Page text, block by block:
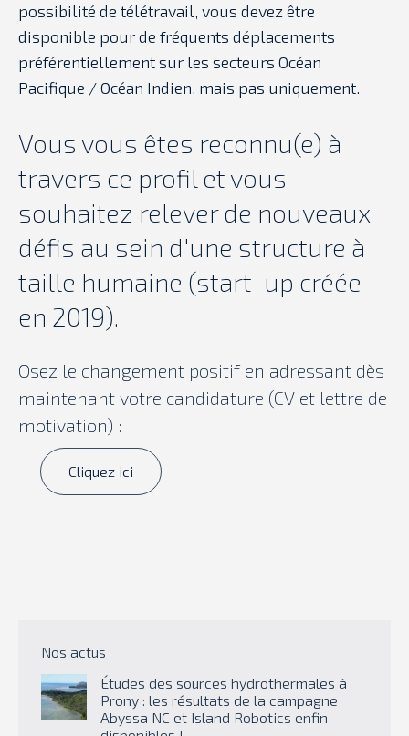
possibilité de télétravail, vous devez être
disponible pour de fréquents déplacements
préférentiellement sur les secteurs Océan
Pacifique / Océan Indien, mais pas uniquement.
Vous vous êtes reconnu(e) à
travers ce profil et vous
souhaitez relever de nouveaux
défis au sein d'une structure à
taille humaine (start-up créée
en 2019).
Osez le changement positif en adressant dès
maintenant votre candidature (CV et lettre de
motivation) :
Cliquez ici
Nos actus
Études des sources hydrothermales à
Prony : les résultats de la campagne
Abyssa NC et Island Robotics enfin